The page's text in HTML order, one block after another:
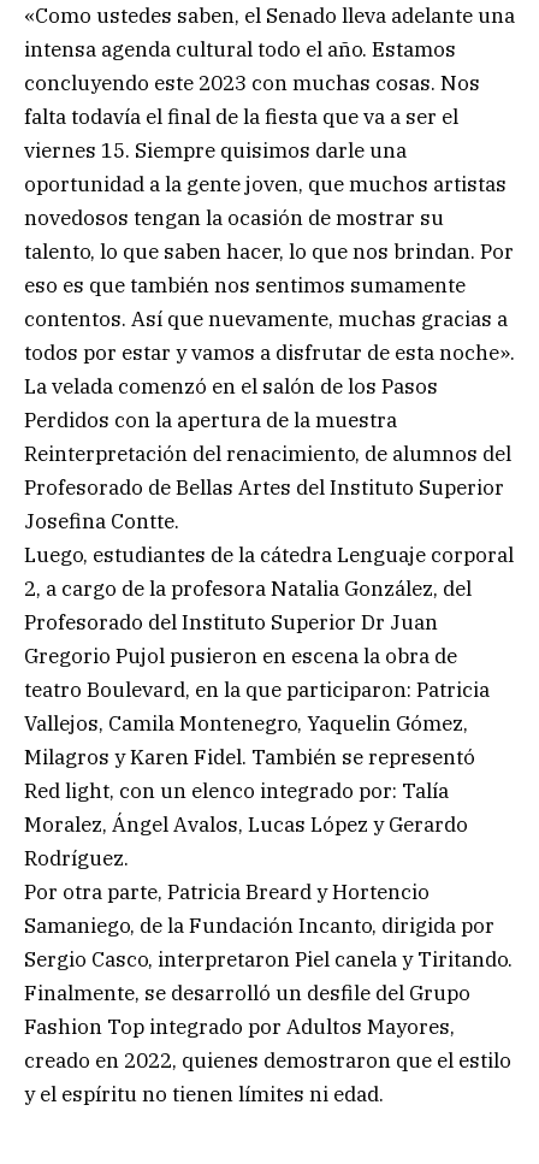
«Como ustedes saben, el Senado lleva adelante una
intensa agenda cultural todo el año. Estamos
concluyendo este 2023 con muchas cosas. Nos
falta todavía el final de la fiesta que va a ser el
viernes 15. Siempre quisimos darle una
oportunidad a la gente joven, que muchos artistas
novedosos tengan la ocasión de mostrar su
talento, lo que saben hacer, lo que nos brindan. Por
eso es que también nos sentimos sumamente
contentos. Así que nuevamente, muchas gracias a
todos por estar y vamos a disfrutar de esta noche».
La velada comenzó en el salón de los Pasos
Perdidos con la apertura de la muestra
Reinterpretación del renacimiento, de alumnos del
Profesorado de Bellas Artes del Instituto Superior
Josefina Contte.
Luego, estudiantes de la cátedra Lenguaje corporal
2, a cargo de la profesora Natalia González, del
Profesorado del Instituto Superior Dr Juan
Gregorio Pujol pusieron en escena la obra de
teatro Boulevard, en la que participaron: Patricia
Vallejos, Camila Montenegro, Yaquelin Gómez,
Milagros y Karen Fidel. También se representó
Red light, con un elenco integrado por: Talía
Moralez, Ángel Avalos, Lucas López y Gerardo
Rodríguez.
Por otra parte, Patricia Breard y Hortencio
Samaniego, de la Fundación Incanto, dirigida por
Sergio Casco, interpretaron Piel canela y Tiritando.
Finalmente, se desarrolló un desfile del Grupo
Fashion Top integrado por Adultos Mayores,
creado en 2022, quienes demostraron que el estilo
y el espíritu no tienen límites ni edad.